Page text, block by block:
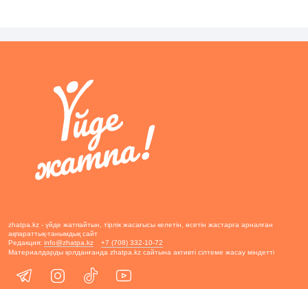
zhatpa.kz - үйде жатпайтын, тірлік жасағысы келетін, өсетін жастарға арналған
ақпараттық-танымдық сайт
Редакция: info@zhatpa.kz
+7 (708) 332-10-72
Материалдарды қолданғанда zhatpa.kz сайтына активті сілтеме жасау міндетті